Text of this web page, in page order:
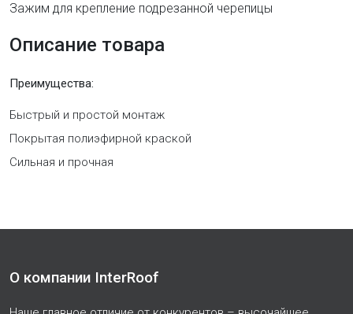
Зажим для крепление подрезанной черепицы
Описание товара
Преимущества:
Быстрый и простой монтаж
Покрытая полиэфирной краской
Сильная и прочная
О компании InterRoof